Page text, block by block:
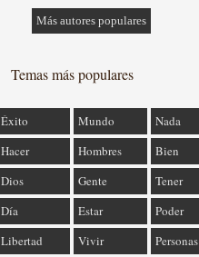
Más autores populares
Temas más populares
Éxito Mundo
Nada
Hacer Hombres
Bien
Dios Gente
Tener
Día Estar
Poder
Libertad Vivir Personas